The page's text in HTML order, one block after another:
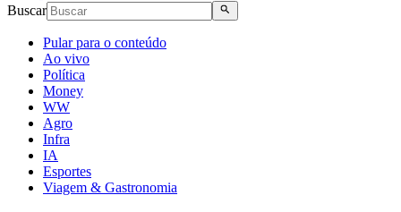
Buscar
Pular para o conteúdo
Ao vivo
Política
Money
WW
Agro
Infra
IA
Esportes
Viagem & Gastronomia